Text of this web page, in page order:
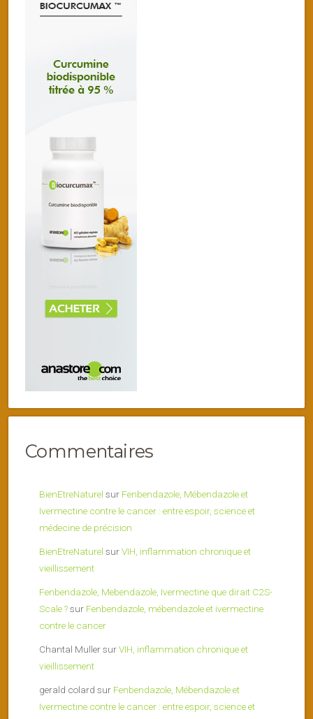
Commentaires
BienEtreNaturel sur Fenbendazole, Mébendazole et
Ivermectine contre le cancer : entre espoir, science et
médecine de précision
BienEtreNaturel surVIH, inflammation chronique et
vieillissement
Fenbendazole, Mebendazole, Ivermectine que dirait C2S-
Scale ?sur Fenbendazole, mébendazole et ivermectine
contre le cancer
Chantal MullersurVIH, inflammation chronique et
vieillissement
gerald colard sur Fenbendazole, Mébendazole et
Ivermectine contre le cancer : entre espoir, science et